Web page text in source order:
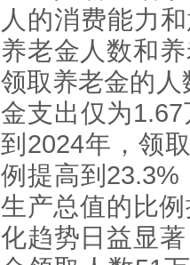
人的消费能力
养老金人数和
领取养老金的人
金支出仅为1.67
到 2024年，领
例提高到 23.3%
生产总值的比
化趋势日益显